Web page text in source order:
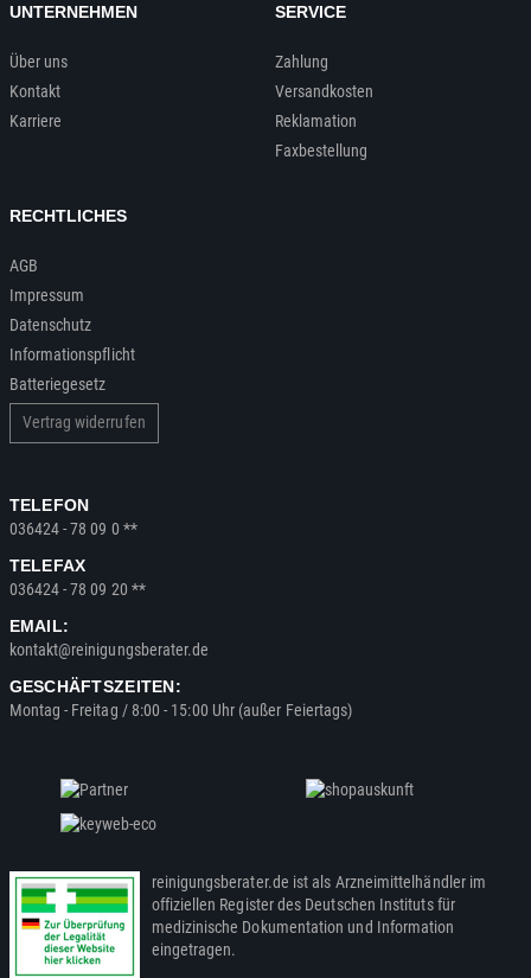
UNTERNEHMEN
Über uns
Kontakt
Karriere
SERVICE
Zahlung
Versandkosten
Reklamation
Faxbestellung
RECHTLICHES
AGB
Impressum
Datenschutz
Informationspflicht
Batteriegesetz
Vertrag widerrufen
TELEFON
036424 - 78 09 0 **
TELEFAX
036424 - 78 09 20 **
EMAIL:
kontakt@reinigungsberater.de
GESCHÄFTSZEITEN:
Montag - Freitag / 8:00 - 15:00 Uhr (außer Feiertags)
reinigungsberater.de ist als Arzneimittelhändler im
offiziellen Register des Deutschen Instituts für
medizinische Dokumentation und Information
eingetragen.